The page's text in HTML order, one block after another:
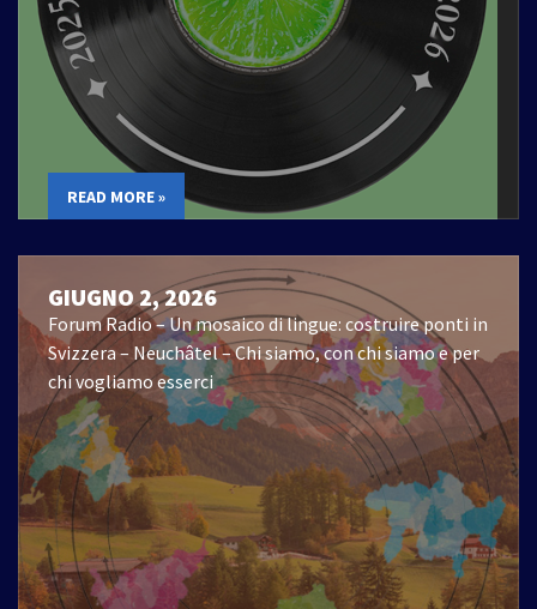
READ MORE »
GIUGNO 2, 2026
Forum Radio – Un mosaico di lingue: costruire ponti in
Svizzera – Neuchâtel – Chi siamo, con chi siamo e per
chi vogliamo esserci